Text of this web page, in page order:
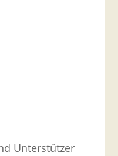
Unterstützer